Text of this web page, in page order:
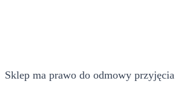
Sklep ma prawo do odmowy